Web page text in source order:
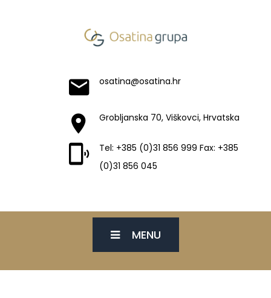
osatina@osatina.hr
Grobljanska 70, Viškovci, Hrvatska
Tel: +385 (0)31 856 999 Fax: +385
(0)31 856 045
MENU